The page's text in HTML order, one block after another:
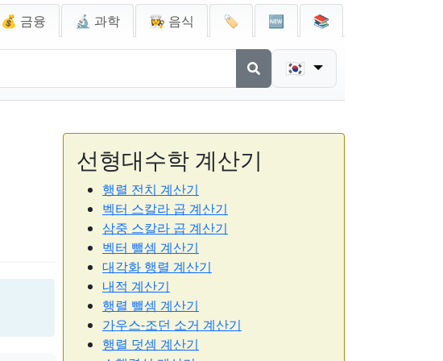
💰 금융 🔬 과학 👩‍🍳 음식 🏷️ 🆕 📚
🇰🇷
선형대수학 계산기
행렬 전치 계산기
벡터 스칼라 곱 계산기
삼중 스칼라 곱 계산기
벡터 뺄셈 계산기
대각화 행렬 계산기
내적 계산기
행렬 뺄셈 계산기
가우스-조던 소거 계산기
행렬 덧셈 계산기